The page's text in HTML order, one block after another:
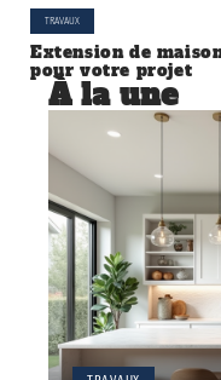
TRAVAUX
Extension de
pour votre projet
À la une